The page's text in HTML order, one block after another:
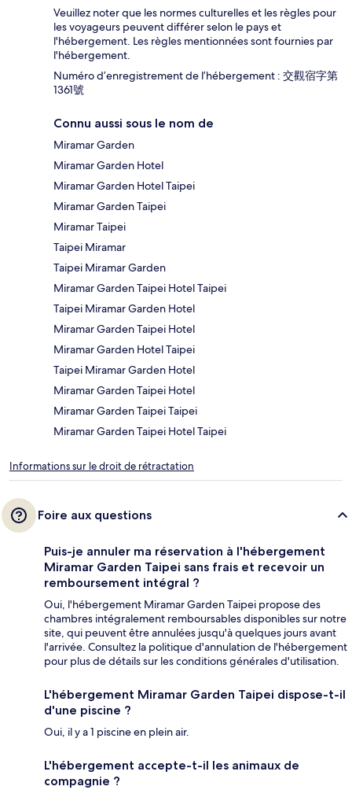
Veuillez noter que les normes culturelles et les règles pour
les voyageurs peuvent différer selon le pays et
l'hébergement. Les règles mentionnées sont fournies par
l'hébergement.
Numéro d’enregistrement de l’hébergement : 交觀宿字第
1361號
Connu aussi sous le nom de
Miramar Garden
Miramar Garden Hotel
Miramar Garden Hotel Taipei
Miramar Garden Taipei
Miramar Taipei
Taipei Miramar
Taipei Miramar Garden
Miramar Garden Taipei Hotel Taipei
Taipei Miramar Garden Hotel
Miramar Garden Taipei Hotel
Miramar Garden Hotel Taipei
Taipei Miramar Garden Hotel
Miramar Garden Taipei Hotel
Miramar Garden Taipei Taipei
Miramar Garden Taipei Hotel Taipei
Informations sur le droit de rétractation
Foire aux questions
Puis-je annuler ma réservation à l'hébergement
Miramar Garden Taipei sans frais et recevoir un
remboursement intégral ?
Oui, l'hébergement Miramar Garden Taipei propose des
chambres intégralement remboursables disponibles sur notre
site, qui peuvent être annulées jusqu'à quelques jours avant
l'arrivée. Consultez la politique d'annulation de l'hébergement
pour plus de détails sur les conditions générales d'utilisation.
L'hébergement Miramar Garden Taipei dispose-t-il
d'une piscine ?
Oui, il y a 1 piscine en plein air.
L'hébergement accepte-t-il les animaux de
compagnie ?